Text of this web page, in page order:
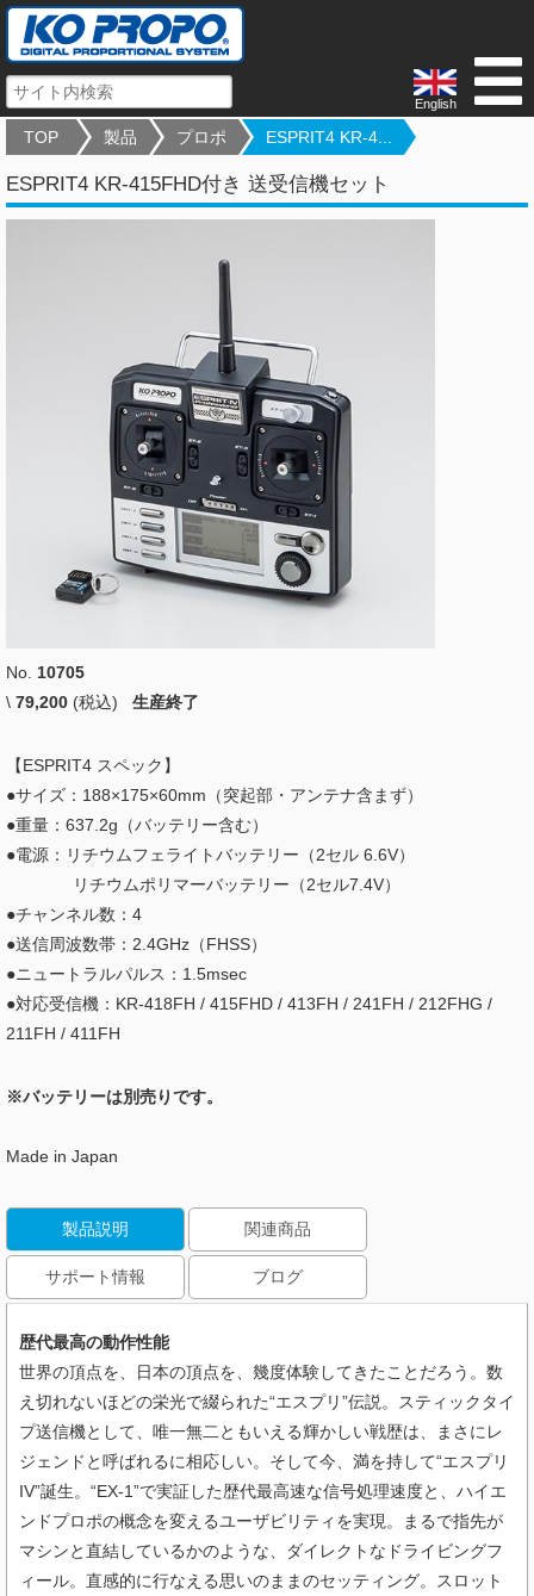
English
TOP 製品 プロポ ESPRIT4 KR-4...
ESPRIT4 KR-415FHD付き 送受信機セット
No. 10705
\ 79,200 (税込) 生産終了
【ESPRIT4 スペック】
●サイズ：188×175×60mm（突起部・アンテナ含まず）
●重量：637.2g（バッテリー含む）
●電源：リチウムフェライトバッテリー（2セル 6.6V）
リチウムポリマーバッテリー（2セル7.4V）
●チャンネル数：4
●送信周波数帯：2.4GHz（FHSS）
●ニュートラルパルス：1.5msec
●対応受信機：KR-418FH / 415FHD / 413FH / 241FH / 212FHG /
211FH / 411FH
※バッテリーは別売りです。
Made in Japan
製品説明 関連商品
サポート情報 ブログ
歴代最高の動作性能
世界の頂点を、日本の頂点を、幾度体験してきたことだろう。数
え切れないほどの栄光で綴られた“エスプリ”伝説。スティックタイ
プ送信機として、唯一無二ともいえる輝かしい戦歴は、まさにレ
ジェンドと呼ばれるに相応しい。そして今、満を持して“エスプリ
IV”誕生。“EX-1”で実証した歴代最高速な信号処理速度と、ハイエ
ンドプロポの概念を変えるユーザビリティを実現。まるで指先が
マシンと直結しているかのような、ダイレクトなドライビングフ
ィール。直感的に行なえる思いのままのセッティング。スロット